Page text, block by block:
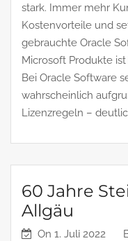
stark. Immer mehr
Kostenvorteile und
gebrauchte Oracle
Microsoft Produkte
Bei Oracle Software
wahrscheinlich
Lizenzregeln –
60 Jahre
Allgäu
On 1. Juli 2022